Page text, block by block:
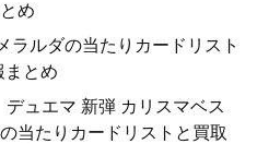
め
ラルダの当たりカードリスト
まとめ
デュエマ 新弾 カリスマベス
の当たりカードリストと買取